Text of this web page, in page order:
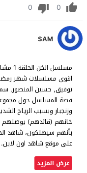
0
0
SAM
اقوى مسلسلات شهر
توفيق, حسين المنصور,
قصة المسلسل حول مجموعة
وزنجبار وبسبب الرياح
خانهم (قائدهم) يوصلهم
على موقع شاهد اون لاين.
عرض المزيد